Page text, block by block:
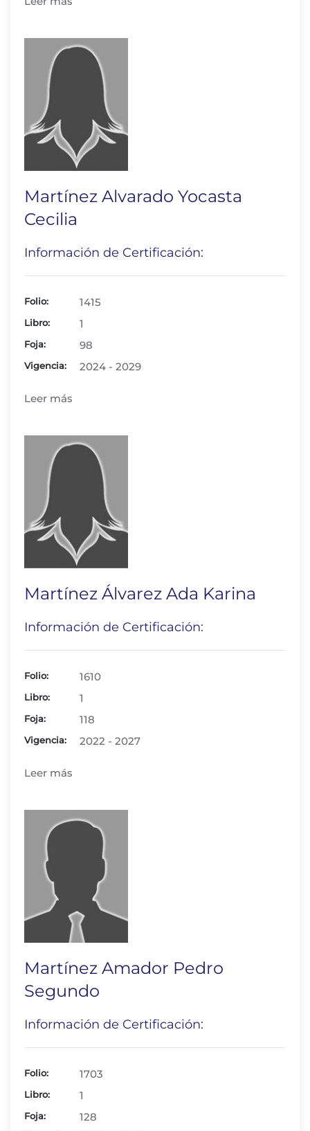
Martínez Alvarado Yocasta
Cecilia
Información de Certificación:
Folio: 1415
Libro: 1
Foja: 98
Vigencia: 2024 - 2029
Leer más
Martínez Álvarez Ada Karina
Información de Certificación:
Folio: 1610
Libro: 1
Foja: 118
Vigencia: 2022 - 2027
Leer más
Martínez Amador Pedro
Segundo
Información de Certificación:
Folio: 1703
Libro: 1
Foja: 128